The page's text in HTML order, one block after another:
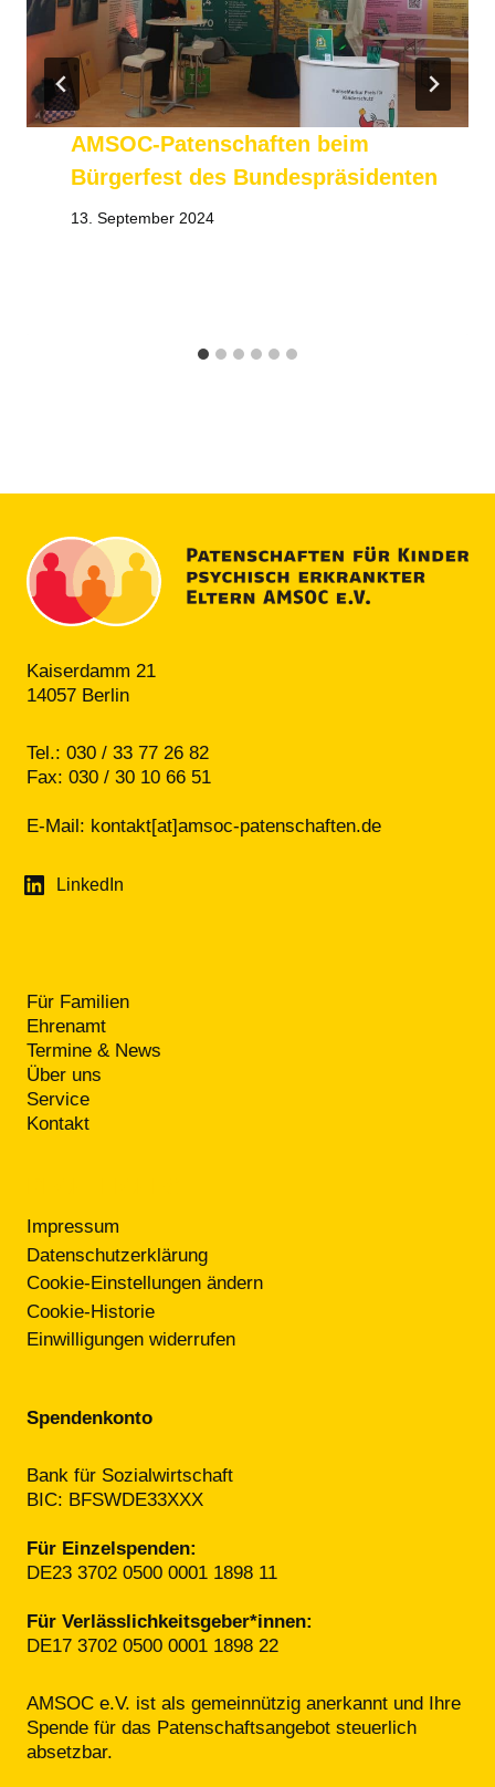
AMSOC-Patenschaften beim
Bürgerfest des Bundespräsidenten
13. September 2024
Kaiserdamm 21
14057 Berlin
Tel.: 030 / 33 77 26 82
Fax: 030 / 30 10 66 51
E-Mail: kontakt[at]amsoc-patenschaften.de
LinkedIn
Für Familien
Ehrenamt
Termine & News
Über uns
Service
Kontakt
Impressum
Datenschutzerklärung
Cookie-Einstellungen ändern
Cookie-Historie
Einwilligungen widerrufen
Spendenkonto
Bank für Sozialwirtschaft
BIC: BFSWDE33XXX
Für Einzelspenden:
DE23 3702 0500 0001 1898 11
Für Verlässlichkeitsgeber*innen:
DE17 3702 0500 0001 1898 22
AMSOC e.V. ist als gemeinnützig anerkannt und Ihre
Spende für das Patenschafts­angebot steuerlich
absetzbar.